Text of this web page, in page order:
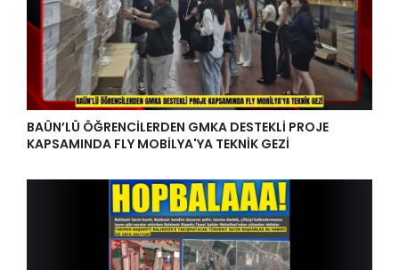
BAÜN’LÜ ÖĞRENCİLERDEN GMKA DESTEKLİ PROJE
KAPSAMINDA FLY MOBİLYA'YA TEKNİK GEZİ